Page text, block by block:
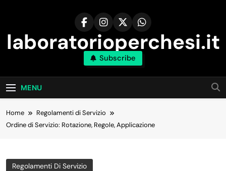
laboratorioperchesi.it
Subscribe
MENU
Home
Regolamenti di Servizio
Ordine di Servizio: Rotazione, Regole, Applicazione
Regolamenti Di Servizio